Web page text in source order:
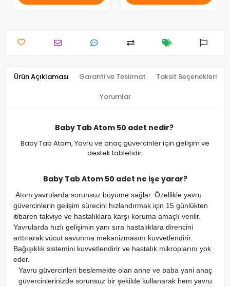
Ürün Açıklaması Garanti ve Teslimat Taksit Seçenekleri
Yorumlar
Baby Tab Atom 50 adet nedir?
Baby Tab Atom, Yavru ve anaç güvercinler için gelişim ve
destek tabletidir.
Baby Tab Atom 50 adet ne işe yarar?
Atom yavrularda sorunsuz büyüme sağlar. Özellikle yavru
güvercinlerin gelişim sürecini hızlandırmak için 15 günlükten
itibaren takviye ve hastalıklara karşı koruma amaçlı verilir.
Yavrularda hızlı gelişimin yanı sıra hastalıklara direncini
arttırarak vücut savunma mekanizmasını kuvvetlendirir.
Bağışıklık sistemini kuvvetlendirir ve hastalık mikroplarını yok
eder.
Yavru güvercinleri beslemekte olan anne ve baba yani anaç
güvercinlerinizde sorunsuz bir şekilde kullanarak hem yavru